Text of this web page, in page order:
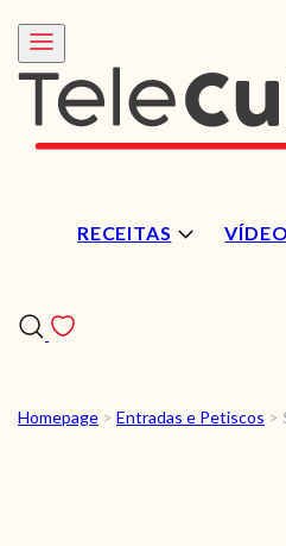
RECEITAS
Homepage > Entradas e Petiscos >